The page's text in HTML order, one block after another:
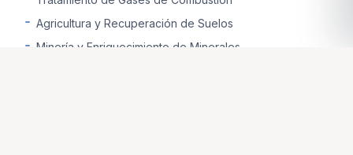
Agricultura y Recuperación de Suelos
Minería y Enriquecimiento de Minerales